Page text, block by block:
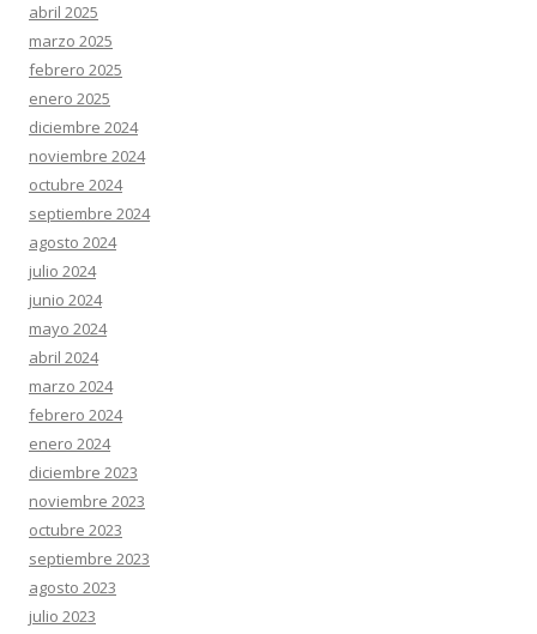
abril 2025
marzo 2025
febrero 2025
enero 2025
diciembre 2024
noviembre 2024
octubre 2024
septiembre 2024
agosto 2024
julio 2024
junio 2024
mayo 2024
abril 2024
marzo 2024
febrero 2024
enero 2024
diciembre 2023
noviembre 2023
octubre 2023
septiembre 2023
agosto 2023
julio 2023